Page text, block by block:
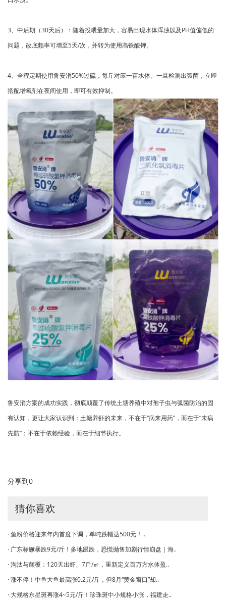
3、中后期（30天后）：随着投喂量加大，容易出现水体浑浊以及PH值偏低的
问题，改底频率可增至5天/次，并转为使用高铁酸钾。
4、全程定期使用鲁安消50%过硫，每斤对应一亩水体。一旦检测出弧菌，立即
搭配增氧剂在夜间使用，即可有效抑制。
鲁安消方案的成功实践，彻底颠覆了传统土塘养殖中对孢子虫与弧菌防治的固
有认知，更让大家认识到：土塘养虾的未来，不在于“病来用药”，而在于“未病
先防”；不在于依赖经验，而在于细节执行。
分享到0
猜你喜欢
· 鱼粉价格迎来年内首度下调，单吨跌幅达500元！..
· 广东标鳜暴跌9元/斤！多地跟跌，恐慌抛售加剧行情崩盘｜海..
· 淘汰与颠覆：120天出虾、7斤/㎡，重新定义百万方水体盈..
· 涨不停！中鱼大鱼最高涨0.2元/斤，但8月“黄金窗口”却..
· 大规格东星斑再涨4~5元/斤！珍珠斑中小规格小涨，福建走..